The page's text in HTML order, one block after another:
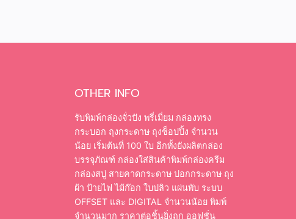
OTHER INFO
รับพิมพ์กล่องจั่วปัง พรี่เมี่ยม กล่องทรง
กระบอก ถุงกระดาษ ถุงช็อปปิ้ง จำนวน
น้อย เริ่มต้นที่ 100 ใบ อีกทั้งยังผลิตกล่อง
บรรจุภัณฑ์ กล่องใส่สินค้าพิมพ์กล่องครีม
กล่องสบู่ สายคาดกระดาษ ปอกกระดาษ ถุง
ผ้า ป้ายไฟ ไม้ก๊อก ใบปลิว แผ่นพับ ระบบ
OFFSET และ DIGITAL จำนวนน้อย พิมพ์
จำนวนมาก ราคาต่อชิ้นยิ่งถูก ออฟชั่น